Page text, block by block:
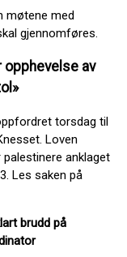
møtene med
gjennomføres.
av
torsdag til
Loven
anklaget
Les saken på
brudd på